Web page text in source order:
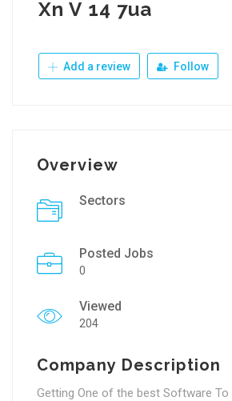
Xn V 14 7ua
Add a review Follow
Overview
Sectors
Posted Jobs
0
Viewed
204
Company Description
Getting One of the best Software To